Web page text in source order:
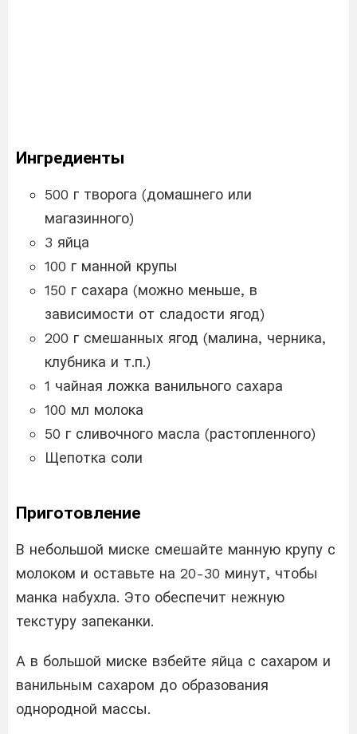
Ингредиенты
500 г творога (домашнего или
магазинного)
3 яйца
100 г манной крупы
150 г сахара (можно меньше, в
зависимости от сладости ягод)
200 г смешанных ягод (малина, черника,
клубника и т.п.)
1 чайная ложка ванильного сахара
100 мл молока
50 г сливочного масла (растопленного)
Щепотка соли
Приготовление
В небольшой миске смешайте манную крупу с
молоком и оставьте на 20-30 минут, чтобы
манка набухла. Это обеспечит нежную
текстуру запеканки.
А в большой миске взбейте яйца с сахаром и
ванильным сахаром до образования
однородной массы.